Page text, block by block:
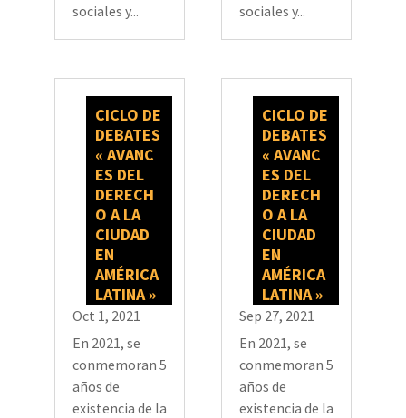
sociales y...
sociales y...
CICLO DE
DEBATES
« AVANC
ES DEL
DERECH
O A LA
CIUDAD
EN
AMÉRICA
LATINA »
Oct 1, 2021
En 2021, se
conmemoran 5
años de
existencia de la
CICLO DE
DEBATES
« AVANC
ES DEL
DERECH
O A LA
CIUDAD
EN
AMÉRICA
LATINA »
Sep 27, 2021
En 2021, se
conmemoran 5
años de
existencia de la